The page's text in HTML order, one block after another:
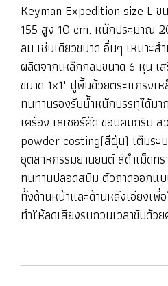
Keyman Expedition size L ข
155 สูง 10 cm. หนักประมาณ
ลม เช่นเดียวขนาด อื่นๆ เหมาะส
ผลิตจากเหล็กกลมขนาด 6 หุน เ
ขนาด 1x1" ปูพื้นด้วยตระแกรงเ
ทนทานรองรับน้ำหนักบรรทุได้ม
เครื่อง เลเซอร์คัด ขอบคมกริบ
powder costing(สีฝุ่น) เต็มระ
อุตสาหกรรมยานยนต์ สีดำเม็ดท
ทนทานปลอดสนิม ตัวถาดออกแ
ทั้งด้านหน้าและด้านหลังเอียงเพื่
ทำให้ลดเสียงรบกวนเวลาขับด้ว